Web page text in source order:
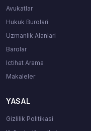
Avukatlar
Hukuk Burolari
Uzmanlik Alanlari
Barolar
Ictihat Arama
Makaleler
YASAL
Gizlilik Politikasi